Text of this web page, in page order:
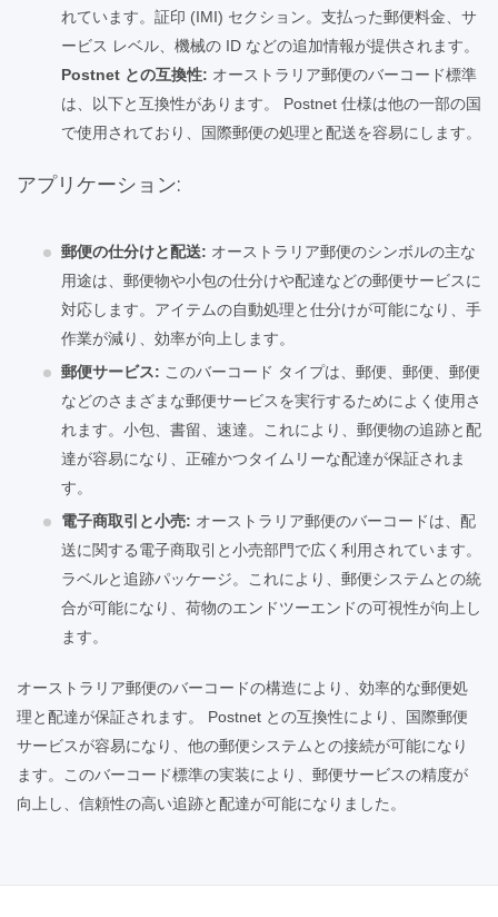
れています。証印 (IMI) セクション。支払った郵便料金、サ
ービス レベル、機械の ID などの追加情報が提供されます。
Postnet との互換性: オーストラリア郵便のバーコード標準
は、以下と互換性があります。 Postnet 仕様は他の一部の国
で使用されており、国際郵便の処理と配送を容易にします。
アプリケーション:
郵便の仕分けと配送: オーストラリア郵便のシンボルの主な
用途は、郵便物や小包の仕分けや配達などの郵便サービスに
対応します。アイテムの自動処理と仕分けが可能になり、手
作業が減り、効率が向上します。
郵便サービス: このバーコード タイプは、郵便、郵便、郵便
などのさまざまな郵便サービスを実行するためによく使用さ
れます。小包、書留、速達。これにより、郵便物の追跡と配
達が容易になり、正確かつタイムリーな配達が保証されま
す。
電子商取引と小売: オーストラリア郵便のバーコードは、配
送に関する電子商取引と小売部門で広く利用されています。
ラベルと追跡パッケージ。これにより、郵便システムとの統
合が可能になり、荷物のエンドツーエンドの可視性が向上し
ます。
オーストラリア郵便のバーコードの構造により、効率的な郵便処
理と配達が保証されます。 Postnet との互換性により、国際郵便
サービスが容易になり、他の郵便システムとの接続が可能になり
ます。このバーコード標準の実装により、郵便サービスの精度が
向上し、信頼性の高い追跡と配達が可能になりました。